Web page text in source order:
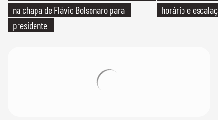
na chapa de Flávio Bolsonaro para
presidente
horário e